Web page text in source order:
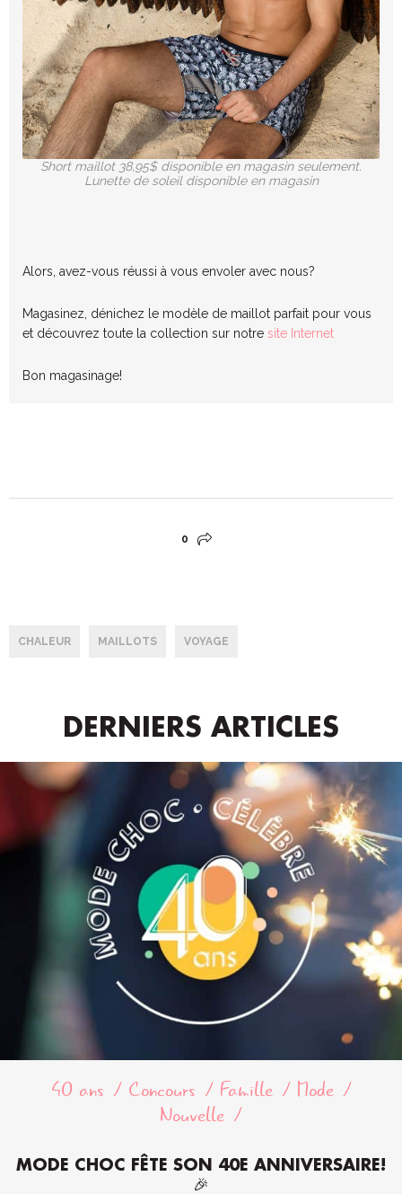
Short maillot 38,95$ disponible en magasin seulement.
Lunette de soleil disponible en magasin
Alors, avez-vous réussi à vous envoler avec nous?
Magasinez, dénichez le modèle de maillot parfait pour vous
et découvrez toute la collection sur notre site Internet
Bon magasinage!
0
CHALEUR MAILLOTS VOYAGE
DERNIERS ARTICLES
40 ans Concours Famille
Mode
Nouvelle
MODE CHOC FÊTE SON 40E ANNIVERSAIRE!
🎉